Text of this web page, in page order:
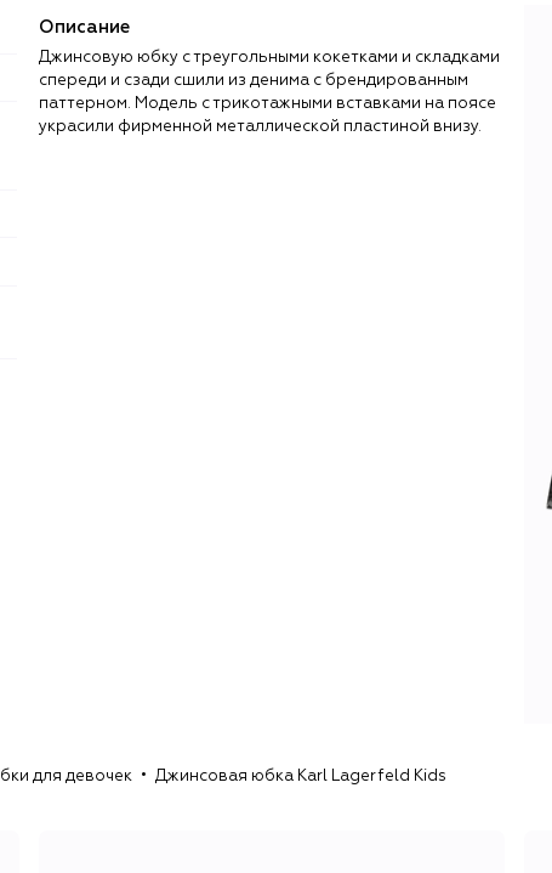
Описание
Джинсовую юбку с треугольными кокетками и складками
спереди и сзади сшили из денима с брендированным
паттерном. Модель с трикотажными вставками на поясе
украсили фирменной металлической пластиной внизу.
для девочек Джинсовая юбка Karl Lagerfeld Kids